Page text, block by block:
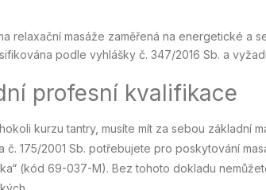
relaxační masáže zaměřená na energetické a
podle vyhlášky č. 347/2016 Sb. a
profesní kvalifikace
kurzu tantry, musíte mít za sebou základní
č. 175/2001 Sb. potřebujete pro poskytování
(kód 69-037-M). Bez tohoto dokladu